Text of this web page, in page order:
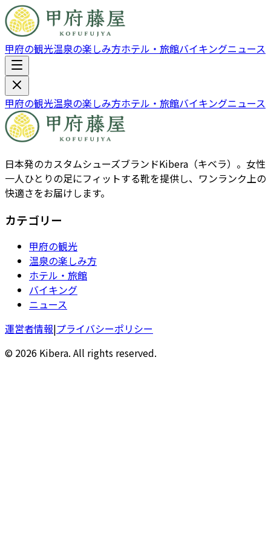
甲府の観光温泉の楽しみ方ホテル・旅館バイキングニュース
甲府の観光温泉の楽しみ方ホテル・旅館バイキングニュース
日本発のカスタムシューズブランドKibera（キベラ）。女性
一人ひとりの足にフィットする靴を提供し、ワンランク上の
快適さをお届けします。
カテゴリー
甲府の観光
温泉の楽しみ方
ホテル・旅館
バイキング
ニュース
運営者情報|プライバシーポリシー
© 2026 Kibera. All rights reserved.